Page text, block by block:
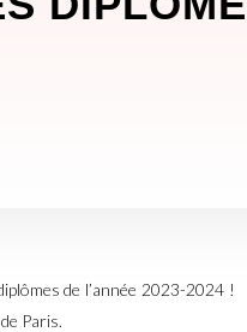
de l’année 2023-2024 !
Paris.